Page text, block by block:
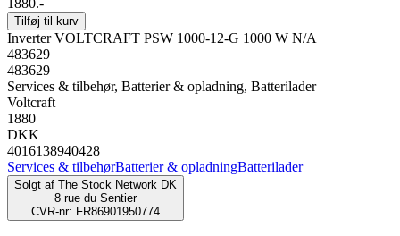
1880.-
Tilføj til kurv
Inverter VOLTCRAFT PSW 1000-12-G 1000 W N/A
483629
483629
Services & tilbehør, Batterier & opladning, Batterilader
Voltcraft
1880
DKK
4016138940428
Services & tilbehørBatterier & opladningBatterilader
Solgt af The Stock Network DK
8 rue du Sentier
CVR-nr: FR86901950774